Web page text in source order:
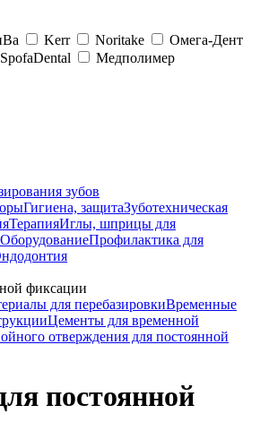
Kerr Noritake
Омега-Дент
SpofaDental
Медполимер
зубов
Гигиена, защитаЗуботехническая
ТерапияИглы, шприцы для
ОборудованиеПрофилактика для
фиксации
для перебазировкиВременные
Цементы для временной
отверждения для постоянной
постоянной